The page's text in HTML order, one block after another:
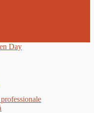
Day